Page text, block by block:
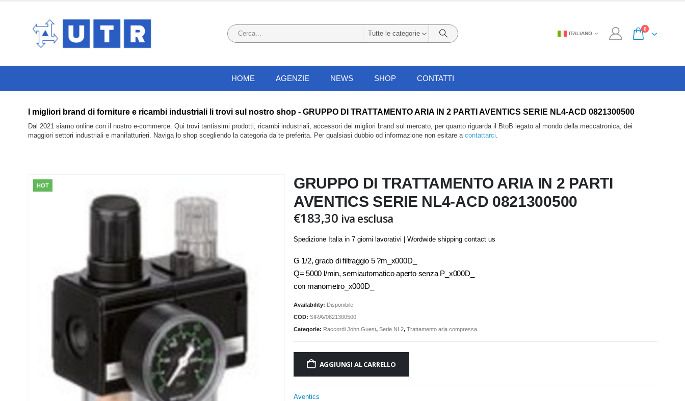
Tutte le categorie ITALIANO
0
HOME AGENZIE NEWS SHOP CONTATTI
I migliori brand di forniture e ricambi industriali li trovi sul nostro shop - GRUPPO DI TRATTAMENTO ARIA IN 2 PARTI AVENTICS SERIE NL4-ACD 0821300500
Dal 2021 siamo online con il nostro e-commerce. Qui trovi tantissimi prodotti, ricambi industriali, accessori dei migliori brand sul mercato, per quanto riguarda il BtoB legato al mondo della meccatronica, dei
maggiori settori industriali e manifatturieri. Naviga lo shop scegliendo la categoria da te preferita. Per qualsiasi dubbio od informazione non esitare a contattarci
HOT
GRUPPO DI TRATTAMENTO ARIA IN 2 PARTI
AVENTICS SERIE NL4-ACD 0821300500
€183,30 iva esclusa
Spedizione Italia in 7 giorni lavorativi | Wordwide shipping contact us
G 1/2, grado di filtraggio 5 ?m_x000D_
Q= 5000 l/min, semiautomatico aperto senza P_x000D_
con manometro_x000D_
Availability: Disponibile
COD: SIRAV0821300500
Categorie: Raccordi John Guest, Serie NL2, Trattamento aria compressa
AGGIUNGI AL CARRELLO
Aventics